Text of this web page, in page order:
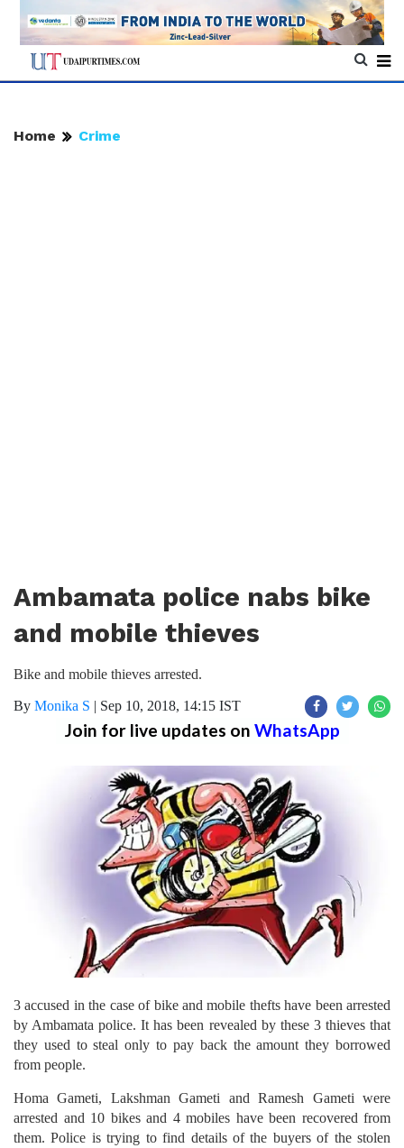
Home Crime
Ambamata police nabs bike
and mobile thieves
Bike and mobile thieves arrested.
By Monika S | Sep 10, 2018, 14:15 IST
Join for live updates on WhatsApp
3 accused in the case of bike and mobile thefts have been arrested
by Ambamata police. It has been revealed by these 3 thieves that
they used to steal only to pay back the amount they borrowed
from people.
Homa Gameti, Lakshman Gameti and Ramesh Gameti were
arrested and 10 bikes and 4 mobiles have been recovered from
them. Police is trying to find details of the buyers of the stolen